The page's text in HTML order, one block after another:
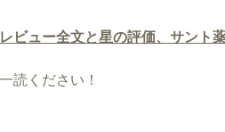
レビュー全文と星の評価、サント
読ください！